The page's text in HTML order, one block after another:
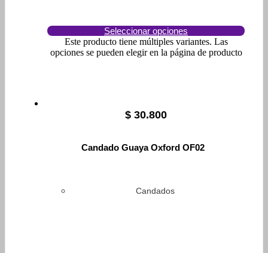
Seleccionar opciones
Este producto tiene múltiples variantes. Las
opciones se pueden elegir en la página de producto
$ 30.800
Candado Guaya Oxford OF02
Candados